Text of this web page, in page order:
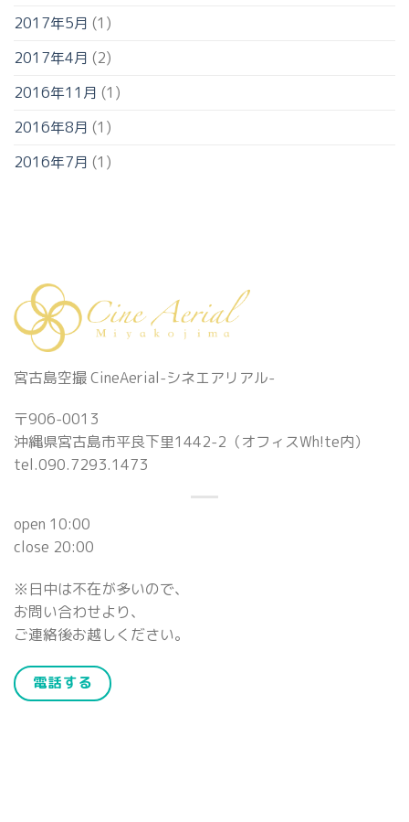
2017年5月 (1)
2017年4月 (2)
2016年11月 (1)
2016年8月 (1)
2016年7月 (1)
宮古島空撮 CineAerial-シネエアリアル-
〒906-0013
沖縄県宮古島市平良下里1442-2（オフィスWh!te内）
tel.090.7293.1473
open 10:00
close 20:00
※日中は不在が多いので、
お問い合わせより、
ご連絡後お越しください。
電話する